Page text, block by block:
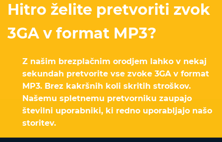
Hitro želite pretvoriti zvok
3GA v format MP3?
Z našim brezplačnim orodjem lahko v nekaj
sekundah pretvorite vse zvoke 3GA v format
MP3. Brez kakršnih koli skritih stroškov.
Našemu spletnemu pretvorniku zaupajo
številni uporabniki, ki redno uporabljajo našo
storitev.